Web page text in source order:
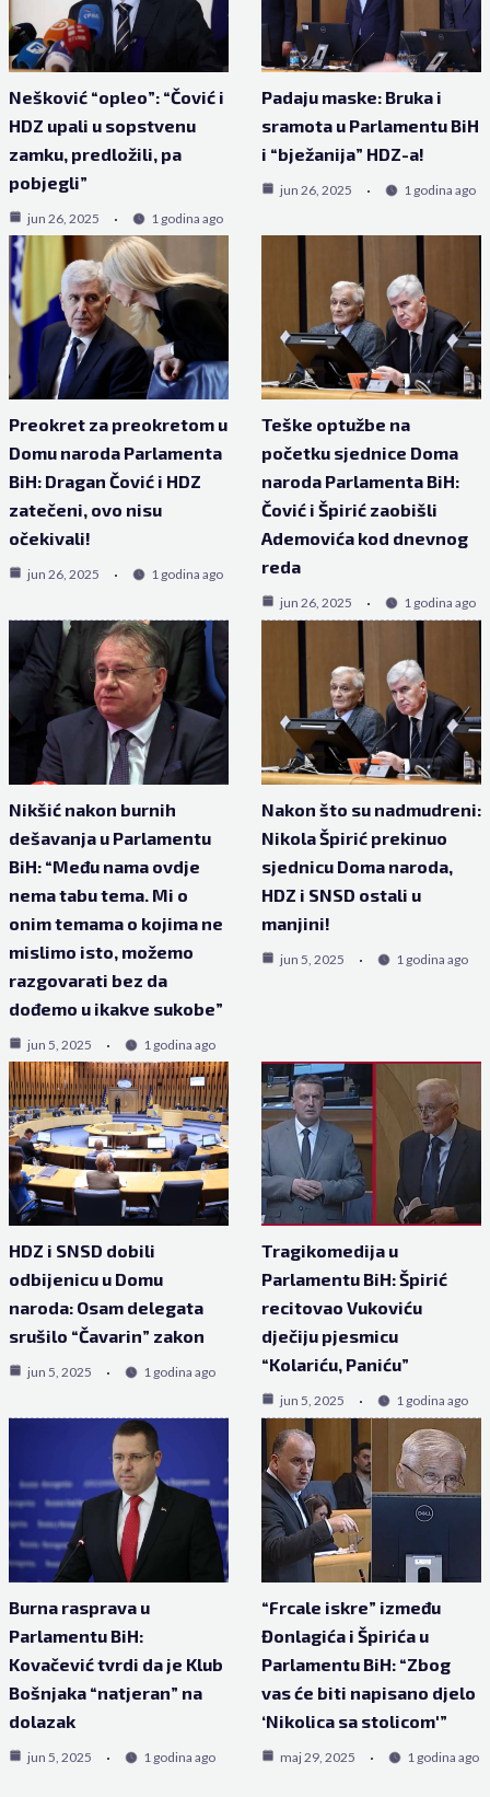
Nešković “opleo”: “Čović i
HDZ upali u sopstvenu
zamku, predložili, pa
pobjegli”
jun 26, 2025 1 godina ago
Padaju maske: Bruka i
sramota u Parlamentu BiH
i “bježanija” HDZ-a!
jun 26, 2025 1 godina ago
Preokret za preokretom u
Domu naroda Parlamenta
BiH: Dragan Čović i HDZ
zatečeni, ovo nisu
očekivali!
jun 26, 2025 1 godina ago
Teške optužbe na
početku sjednice Doma
naroda Parlamenta BiH:
Čović i Špirić zaobišli
Ademovića kod dnevnog
reda
jun 26, 2025 1 godina ago
Nikšić nakon burnih
dešavanja u Parlamentu
BiH: “Među nama ovdje
nema tabu tema. Mi o
onim temama o kojima ne
mislimo isto, možemo
razgovarati bez da
dođemo u ikakve sukobe”
jun 5, 2025 1 godina ago
Nakon što su nadmudreni:
Nikola Špirić prekinuo
sjednicu Doma naroda,
HDZ i SNSD ostali u
manjini!
jun 5, 2025 1 godina ago
HDZ i SNSD dobili
odbijenicu u Domu
naroda: Osam delegata
srušilo “Čavarin” zakon
jun 5, 2025 1 godina ago
Tragikomedija u
Parlamentu BiH: Špirić
recitovao Vukoviću
dječiju pjesmicu
“Kolariću, Paniću”
jun 5, 2025 1 godina ago
Burna rasprava u
Parlamentu BiH:
Kovačević tvrdi da je Klub
Bošnjaka “natjeran” na
dolazak
jun 5, 2025 1 godina ago
“Frcale iskre” između
Đonlagića i Špirića u
Parlamentu BiH: “Zbog
vas će biti napisano djelo
‘Nikolica sa stolicom'”
maj 29, 2025 1 godina ago